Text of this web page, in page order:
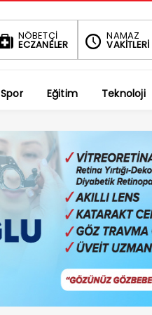
NÖBETÇİ
ECZANELER
NAMAZ
VAKİTLERİ
BIST
-0.03%
Spor Eğitim Teknoloji